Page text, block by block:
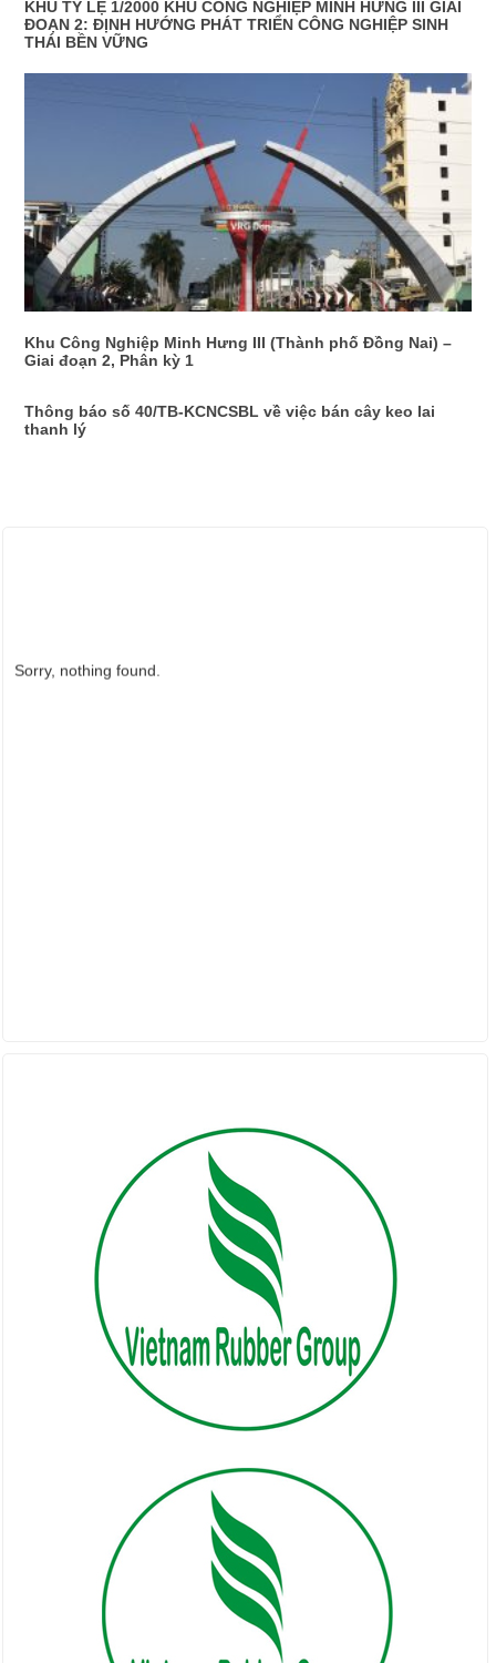
KHU TỶ LỆ 1/2000 KHU CÔNG NGHIỆP MINH HƯNG III GIAI
ĐOẠN 2: ĐỊNH HƯỚNG PHÁT TRIỂN CÔNG NGHIỆP SINH
THÁI BỀN VỮNG
Khu Công Nghiệp Minh Hưng III (Thành phố Đồng Nai) –
Giai đoạn 2, Phân kỳ 1
Thông báo số 40/TB-KCNCSBL về việc bán cây keo lai
thanh lý